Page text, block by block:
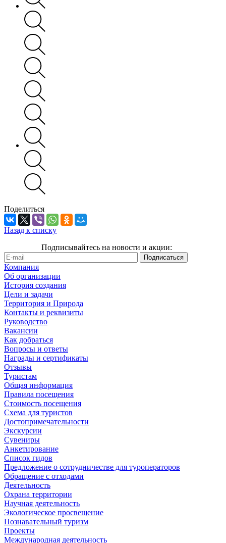
Поделиться
Назад к списку
Подписывайтесь на новости и акции:
Компания
Об организации
История создания
Цели и задачи
Территория и Природа
Контакты и реквизиты
Руководство
Вакансии
Как добраться
Вопросы и ответы
Награды и сертификаты
Отзывы
Туристам
Общая информация
Правила посещения
Стоимость посещения
Схема для туристов
Достопримечательности
Экскурсии
Сувениры
Анкетирование
Список гидов
Предложение о сотрудничестве для туроператоров
Обращение с отходами
Деятельность
Охрана территории
Научная деятельность
Экологическое просвещение
Познавательный туризм
Проекты
Международная деятельность